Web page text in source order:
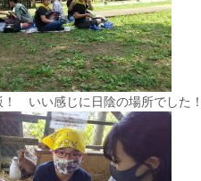
！ いい感じに日陰の場所でした